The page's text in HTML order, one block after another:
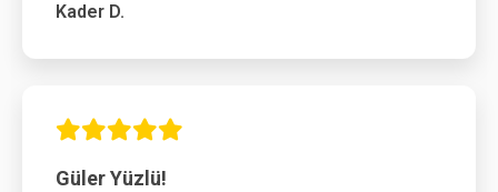
Kader D.
Güler Yüzlü!